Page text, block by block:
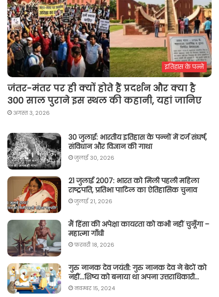
इतिहास के पन्ने
जंतर-मंतर पर ही क्यों होते हैं प्रदर्शन और क्या है
300 साल पुराने इस स्थल की कहानी, यहां जानिए
अगस्त 3, 2026
30 जुलाई: भारतीय इतिहास के पन्नों में दर्ज संघर्ष,
संविधान और विज्ञान की गाथा
जुलाई 30, 2026
21 जुलाई 2007: भारत को मिली पहली महिला
राष्ट्रपति, प्रतिभा पाटिल का ऐतिहासिक चुनाव
जुलाई 21, 2026
मैं हिंसा की अपेक्षा कायरता को कभी नहीं चुनूँगा –
महात्मा गाँधी
फ़रवरी 18, 2026
गुरु नानक देव जयंती: गुरु नानक देव ने बेटों को
नहीं…शिष्य को बनाया था अपना उत्तराधिकारी…
नवम्बर 15, 2024